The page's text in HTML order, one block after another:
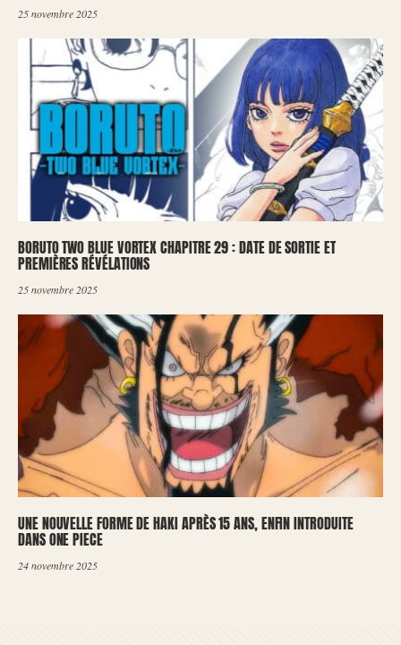
25 novembre 2025
BORUTO TWO BLUE VORTEX CHAPITRE 29 : DATE DE SORTIE ET
PREMIÈRES RÉVÉLATIONS
25 novembre 2025
UNE NOUVELLE FORME DE HAKI APRÈS 15 ANS, ENFIN INTRODUITE
DANS ONE PIECE
24 novembre 2025